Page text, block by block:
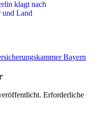
Bayern
Erforderliche